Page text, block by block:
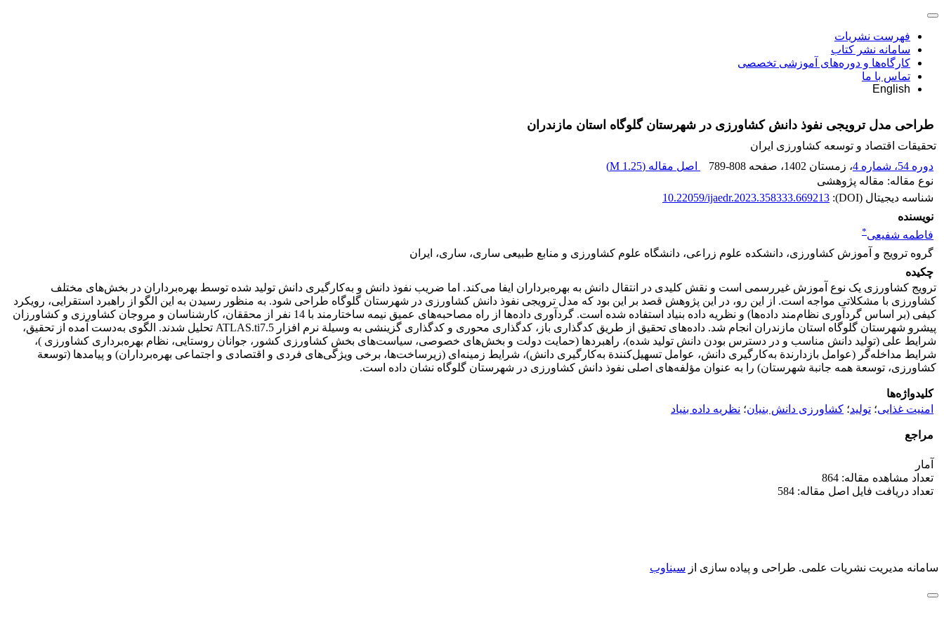
فهرست نشریات
سامانه نشر کتاب
کارگاه‌ها و دوره‌های آموزشی تخصصی
تماس با ما
English
طراحی مدل ترویجی نفوذ دانش کشاورزی در شهرستان گلوگاه استان مازندران
تحقیقات اقتصاد و توسعه کشاورزی ایران
دوره 54، شماره 4
، زمستان 1402 ، صفحه 789-808 اصل مقاله (1.25 M
)
نوع مقاله: مقاله پژوهشی
شناسه دیجیتال (DOI):
10.22059/ijaedr.2023.358333.669213
نویسنده
فاطمه شفیعی*
گروه ترویج و آموزش کشاورزی، دانشکده علوم زراعی، دانشگاه علوم کشاورزی و منابع طبیعی ساری، ساری، ایران
چکیده
ترویج کشاورزی یک نوع آموزش غیررسمی است و نقش کلیدی در انتقال دانش به بهره‌برداران ایفا می‌کند. اما ضریب نفوذ دانش و به‌کارگیری دانش تولید شده توسط بهره‌برداران در بخش‌های مختلف
کشاورزی با مشکلاتی مواجه است. از این رو، در این پژوهش قصد بر این بود که مدل ترویجی نفوذ دانش کشاورزی در شهرستان گلوگاه طراحی شود. به منظور رسیدن به این الگو از راهبرد استقرایی، رویکرد
کیفی (بر اساس گردآوری نظام‌مند داده‌ها) و نظریه داده بنیاد استفاده شده است. گردآوری داده‌ها از راه مصاحبه‌های عمیق نیمه ساختارمند با 14 نفر از محققان، کارشناسان و مروجان کشاورزی و کشاورزان
پیشرو شهرستان گلوگاه استان مازندران انجام شد. داده‌های تحقیق از طریق کدگذاری باز، کدگذاری محوری و کدگذاری گزینشی به وسیلة نرم افزار ATLAS.ti7.5 تحلیل شدند. الگوی به‌دست آمده از تحقیق،
شرایط علی (تولید دانش مناسب و در دسترس بودن دانش تولید شده)، راهبردها (حمایت دولت و بخش‌های خصوصی، سیاست‌های بخش کشاورزی کشور، جوانان روستایی، نظام بهره‌برداری کشاورزی )،
شرایط مداخله‌گر (عوامل بازدارندة به‌کارگیری دانش، عوامل تسهیل‌کنندة به‌کارگیری دانش)، شرایط زمینه‌ای (زیرساخت‌ها، برخی ویژگی‌های فردی و اقتصادی و اجتماعی بهره‌برداران) و پیامدها (توسعة
کشاورزی، توسعة همه جانبة شهرستان) را به عنوان مؤلفه‌های اصلی نفوذ دانش کشاورزی در شهرستان گلوگاه نشان داده است.
کلیدواژه‌ها
امنیت غذایی؛ تولید؛ کشاورزی دانش بنیان؛ نظریه داده بنیاد
مراجع
آمار
تعداد مشاهده مقاله: 864
تعداد دریافت فایل اصل مقاله: 584
سامانه مدیریت نشریات علمی. طراحی و پیاده سازی از سیناوب